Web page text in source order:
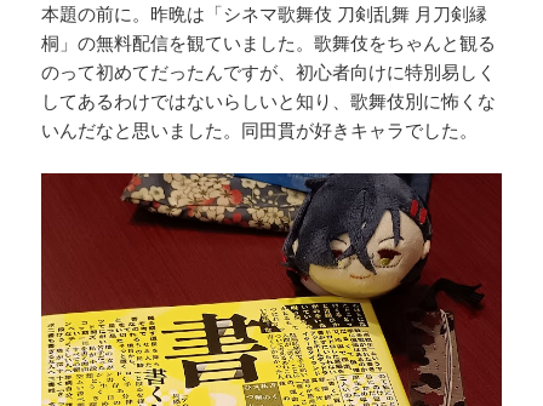
本題の前に。昨晩は「シネマ歌舞伎 刀剣乱舞 月刀剣縁
桐」の無料配信を観ていました。歌舞伎をちゃんと観る
のって初めてだったんですが、初心者向けに特別易しく
してあるわけではないらしいと知り、歌舞伎別に怖くな
いんだなと思いました。同田貫が好きキャラでした。